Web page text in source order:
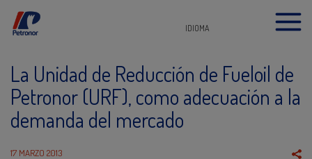
IDIOMA
La Unidad de Reducción de Fueloil de
Petronor (URF), como adecuación a la
demanda del mercado
17 MARZO 2013